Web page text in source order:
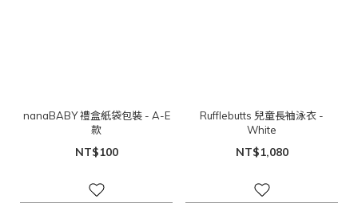
nanaBABY 禮盒紙袋包裝 - A-E
款
NT$100
Rufflebutts 兒童長袖泳衣 -
White
NT$1,080